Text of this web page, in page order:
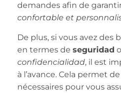
demandes afin de
confortable et
De plus, si vous avez des
en termes de seguridad
confidencialidad, il est
à l’avance. Cela permet
nécessaires pour vous